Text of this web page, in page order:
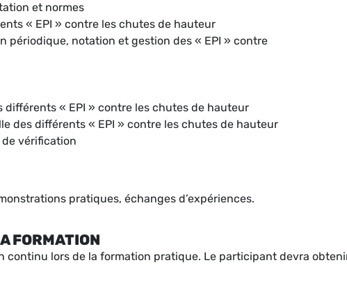
et normes
« EPI » contre les chutes de hauteur
périodique, notation et gestion des « EPI » contre
différents « EPI » contre les chutes de hauteur
des différents « EPI » contre les chutes de hauteur
de vérification
pratiques, échanges d’expériences.
FORMATION
continu lors de la formation pratique. Le participant devra